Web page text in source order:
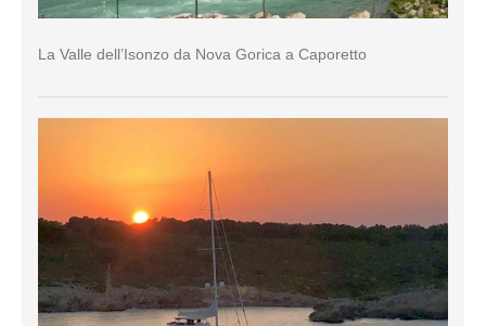
La Valle dell’Isonzo da Nova Gorica a Caporetto